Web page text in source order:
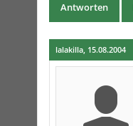
Antworten
lalakilla, 15.08.2004